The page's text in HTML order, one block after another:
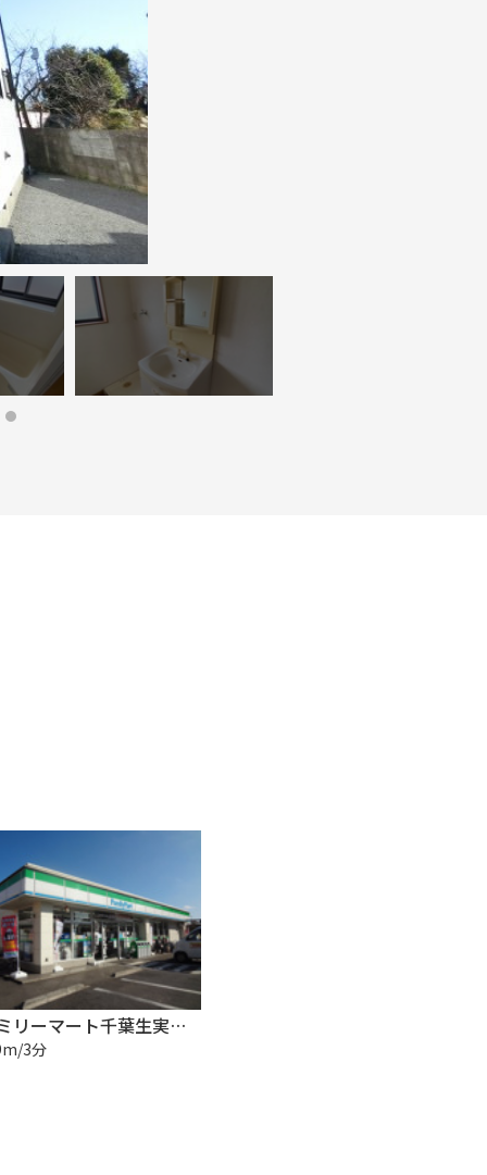
ファミリーマート千葉生実町店
3分